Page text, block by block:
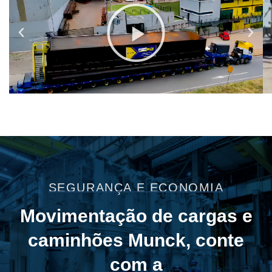
grande porte.
SEGURANÇA E ECONOMIA
Movimentação de cargas e
caminhões Munck, conte
com a